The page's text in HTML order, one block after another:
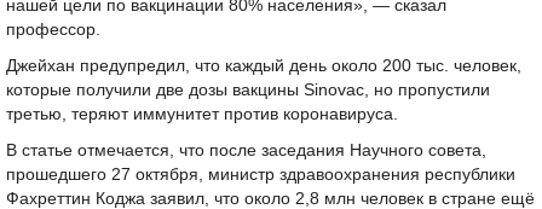
нашей цели по вакцинации 80% населения», — сказал
профессор.
Джейхан предупредил, что каждый день около 200 тыс. человек,
которые получили две дозы вакцины Sinovac, но пропустили
третью, теряют иммунитет против коронавируса.
В статье отмечается, что после заседания Научного совета,
прошедшего 27 октября, министр здравоохранения республики
Фахреттин Коджа заявил, что около 2,8 млн человек в стране ещё